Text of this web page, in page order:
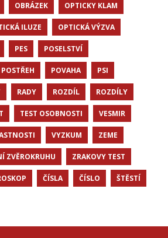
OBRÁZEK OPTICKY KLAM
ILUZE OPTICKÁ VÝZVA
PES POSELSTVÍ
POSTŘEH POVAHA PSI
RADY ROZDÍL ROZDÍLY
TEST OSOBNOSTI VESMIR
VYZKUM ZEME
ZVĚROKRUHU ZRAKOVY TEST
ČÍSLA ČÍSLO ŠTĚSTÍ